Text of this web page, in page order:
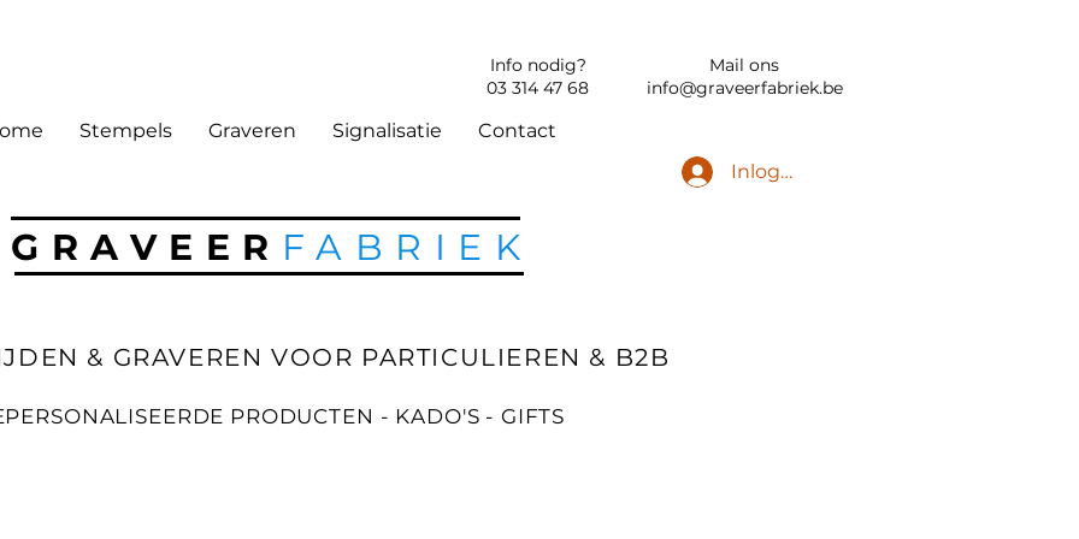
Info nodig?
03 314 47 68
Mail ons
info@graveerfabriek.be
Stempels Graveren Signalisatie
Contact
Inloggen
GRAVEER FABRIEK
& GRAVEREN VOOR PARTICULIEREN & B2B
PRODUCTEN - KADO'S - GIFTS